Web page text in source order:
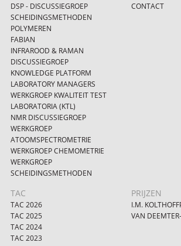
DSP - DISCUSSIEGROEP
SCHEIDINGSMETHODEN
POLYMEREN
FABIAN
INFRAROOD & RAMAN
DISCUSSIEGROEP
KNOWLEDGE PLATFORM
LABORATORY MANAGERS
WERKGROEP KWALITEIT TEST
LABORATORIA (KTL)
NMR DISCUSSIEGROEP
WERKGROEP
ATOOMSPECTROMETRIE
WERKGROEP CHEMOMETRIE
WERKGROEP
SCHEIDINGSMETHODEN
CONTACT
TAC
TAC 2026
TAC 2025
TAC 2024
TAC 2023
PRIJZEN
I.M.
VAN DEEMTER-